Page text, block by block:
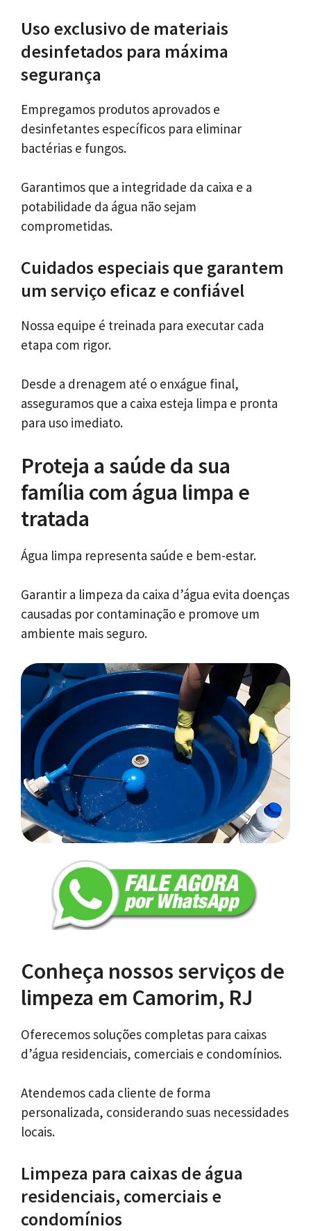
Uso exclusivo de materiais
desinfetados para máxima
segurança
Empregamos produtos aprovados e
desinfetantes específicos para eliminar
bactérias e fungos.
Garantimos que a integridade da caixa e a
potabilidade da água não sejam
comprometidas.
Cuidados especiais que garantem
um serviço eficaz e confiável
Nossa equipe é treinada para executar cada
etapa com rigor.
Desde a drenagem até o enxágue final,
asseguramos que a caixa esteja limpa e pronta
para uso imediato.
Proteja a saúde da sua
família com água limpa e
tratada
Água limpa representa saúde e bem-estar.
Garantir a limpeza da caixa d’água evita doenças
causadas por contaminação e promove um
ambiente mais seguro.
Conheça nossos serviços de
limpeza em Camorim, RJ
Oferecemos soluções completas para caixas
d’água residenciais, comerciais e condomínios.
Atendemos cada cliente de forma
personalizada, considerando suas necessidades
locais.
Limpeza para caixas de água
residenciais, comerciais e
condomínios